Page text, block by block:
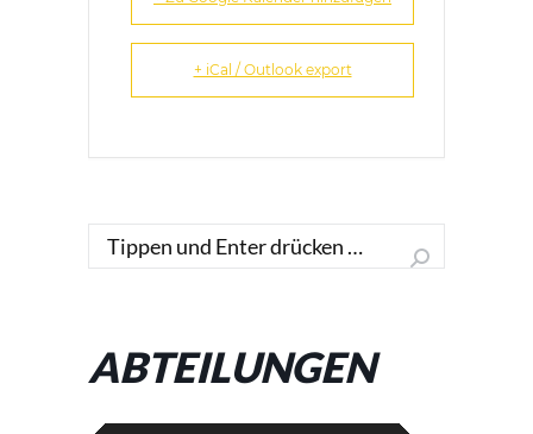
+ iCal / Outlook export
Search:
ABTEILUNGEN